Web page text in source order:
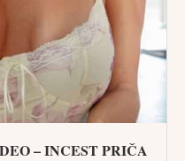
– INCEST PRIČA